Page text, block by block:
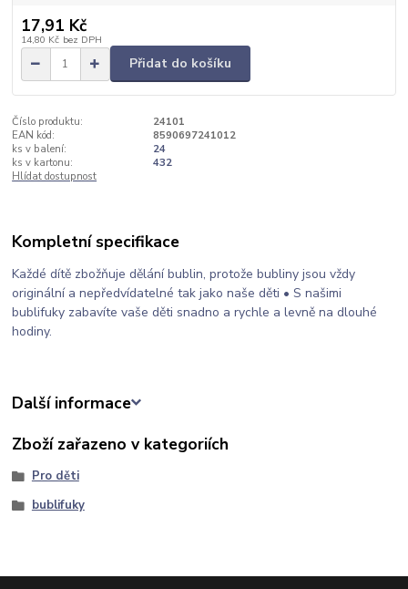
17,91 Kč
14,80 Kč bez DPH
Přidat do košíku
Číslo produktu:
24101
EAN kód:
8590697241012
ks v balení:
24
ks v kartonu:
432
Hlídat dostupnost
Kompletní specifikace
Každé dítě zbožňuje dělání bublin, protože bubliny jsou vždy
originální a nepředvídatelné tak jako naše děti • S našimi
bublifuky zabavíte vaše děti snadno a rychle a levně na dlouhé
hodiny.
Další informace
Zboží zařazeno v kategoriích
Pro děti
bublifuky